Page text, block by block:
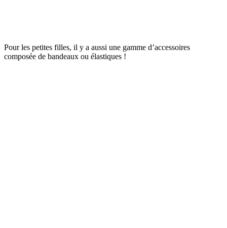
Pour les petites filles, il y a aussi une gamme d’accessoires
composée de bandeaux ou élastiques !